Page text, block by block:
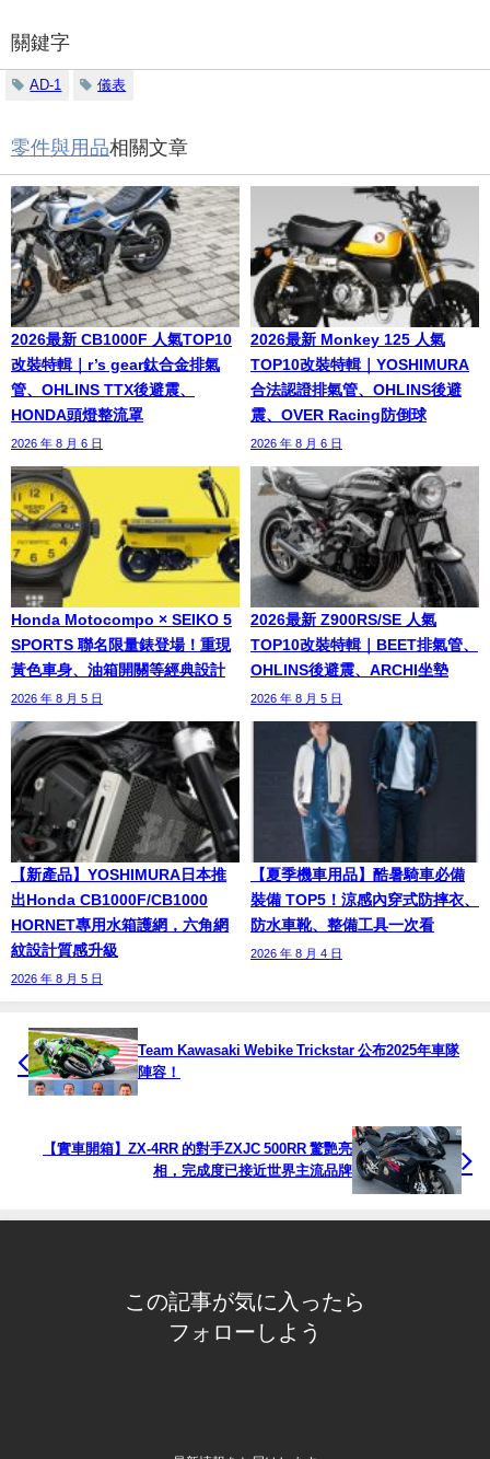
關鍵字
AD-1 儀表
零件與用品相關文章
2026最新 CB1000F 人氣TOP10
改裝特輯｜r’s gear鈦合金排氣
管、OHLINS TTX後避震、
HONDA頭燈整流罩
2026 年 8 月 6 日
2026最新 Monkey 125 人氣
TOP10改裝特輯｜YOSHIMURA
合法認證排氣管、OHLINS後避
震、OVER Racing防倒球
2026 年 8 月 6 日
Honda Motocompo × SEIKO 5
SPORTS 聯名限量錶登場！重現
黃色車身、油箱開關等經典設計
2026 年 8 月 5 日
2026最新 Z900RS/SE 人氣
TOP10改裝特輯｜BEET排氣管、
OHLINS後避震、ARCHI坐墊
2026 年 8 月 5 日
【新產品】YOSHIMURA日本推
出Honda CB1000F/CB1000
HORNET專用水箱護網，六角網
紋設計質感升級
2026 年 8 月 5 日
【夏季機車用品】酷暑騎車必備
裝備 TOP5！涼感內穿式防摔衣、
防水車靴、整備工具一次看
2026 年 8 月 4 日
Team Kawasaki Webike Trickstar 公布2025年車隊
陣容！
【實車開箱】ZX-4RR 的對手ZXJC 500RR 驚艷亮
相，完成度已接近世界主流品牌
この記事が気に入ったら
フォローしよう